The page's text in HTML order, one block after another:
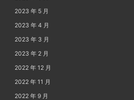
2023 年 5 月
2023 年 4 月
2023 年 3 月
2023 年 2 月
2022 年 12 月
2022 年 11 月
2022 年 9 月